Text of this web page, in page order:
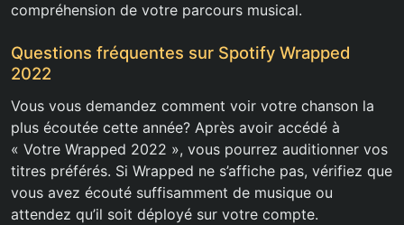
compréhension de votre parcours musical.
Questions fréquentes sur Spotify Wrapped
2022
Vous vous demandez comment voir votre chanson la
plus écoutée cette année? Après avoir accédé à
« Votre Wrapped 2022 », vous pourrez auditionner vos
titres préférés. Si Wrapped ne s’affiche pas, vérifiez que
vous avez écouté suffisamment de musique ou
attendez qu’il soit déployé sur votre compte.